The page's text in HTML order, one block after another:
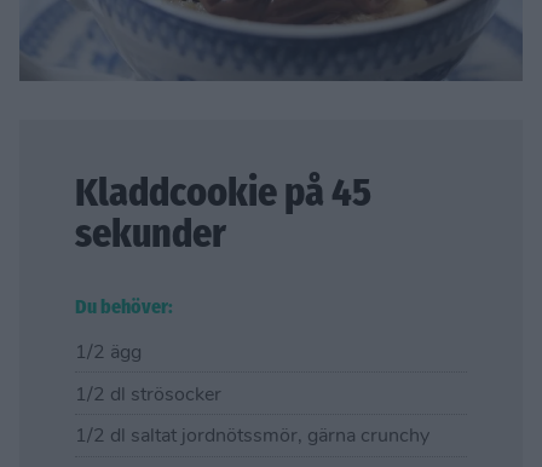
Kladdcookie på 45
sekunder
Du behöver:
1/2 ägg
1/2 dl strösocker
1/2 dl saltat jordnötssmör, gärna crunchy